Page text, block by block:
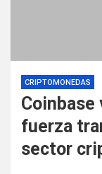
CRIPTOMONEDAS
Coinbase
fuerza
sector